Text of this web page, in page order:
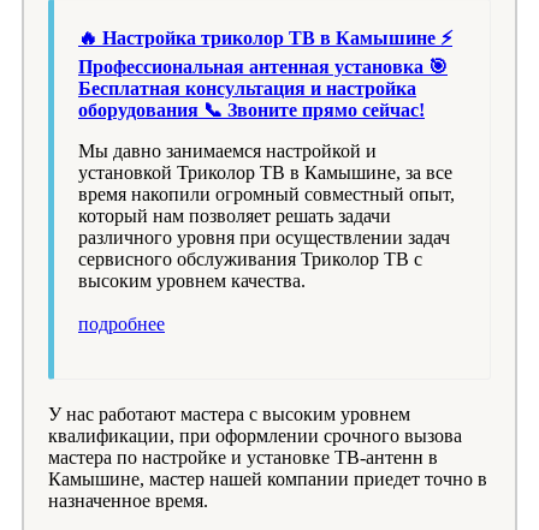
🔥 Настройка триколор ТВ в Камышине ⚡
Профессиональная антенная установка 🎯
Бесплатная консультация и настройка
оборудования 📞 Звоните прямо сейчас!
Мы давно занимаемся настройкой и
установкой Триколор ТВ в Камышине, за все
время накопили огромный совместный опыт,
который нам позволяет решать задачи
различного уровня при осуществлении задач
сервисного обслуживания Триколор ТВ с
высоким уровнем качества.
подробнее
У нас работают мастера с высоким уровнем
квалификации, при оформлении срочного вызова
мастера по настройке и установке ТВ-антенн в
Камышине, мастер нашей компании приедет точно в
назначенное время.